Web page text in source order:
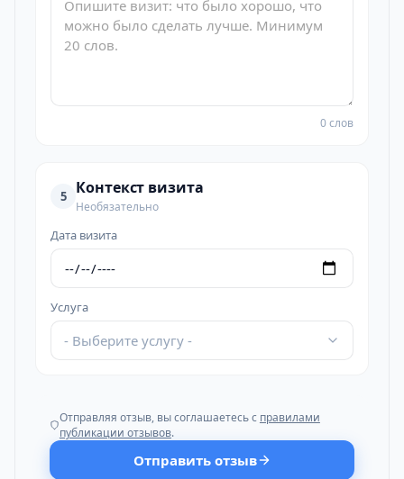
0 слов
5 Контекст визита
Необязательно
Дата визита
Услуга
- Выберите услугу -
Отправляя отзыв, вы соглашаетесь с правилами
публикации отзывов.
Отправить отзыв